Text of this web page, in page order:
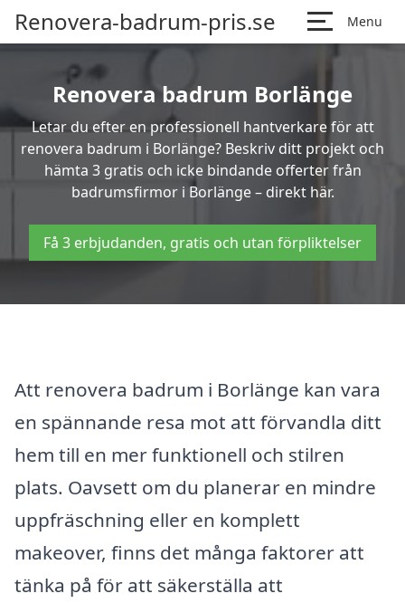
Renovera-badrum-pris.se Menu
Renovera badrum Borlänge
Letar du efter en professionell hantverkare för att
renovera badrum i Borlänge? Beskriv ditt projekt och
hämta 3 gratis och icke bindande offerter från
badrumsfirmor i Borlänge – direkt här.
Få 3 erbjudanden, gratis och utan förpliktelser
Att renovera badrum i Borlänge kan vara
en spännande resa mot att förvandla ditt
hem till en mer funktionell och stilren
plats. Oavsett om du planerar en mindre
uppfräschning eller en komplett
makeover, finns det många faktorer att
tänka på för att säkerställa att